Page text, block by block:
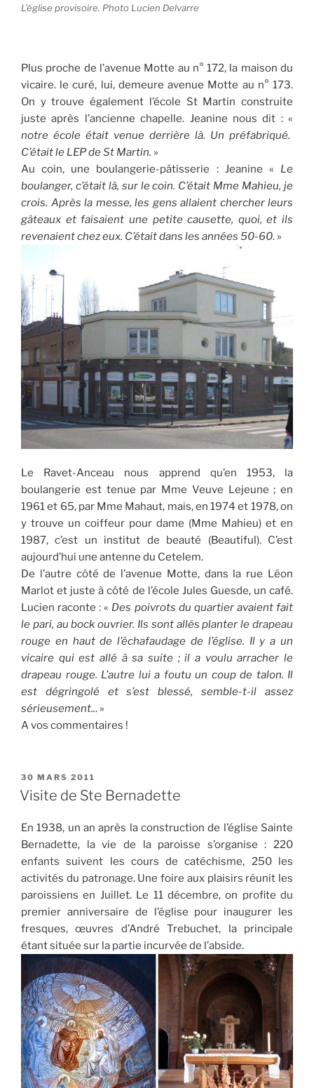
L’église provisoire. Photo Lucien Delvarre
Plus proche de l’avenue Motte au n° 172, la maison du
vicaire. le curé, lui, demeure avenue Motte au n° 173.
On y trouve également l’école St Martin construite
juste après l’ancienne chapelle. Jeanine nous dit : «
notre école était venue derrière là. Un préfabriqué.
C’était le LEP de St Martin. »
Au coin, une boulangerie-pâtisserie : Jeanine « Le
boulanger, c’était là, sur le coin. C’était Mme Mahieu, je
crois. Après la messe, les gens allaient chercher leurs
gâteaux et faisaient une petite causette, quoi, et ils
revenaient chez eux. C’était dans les années 50-60. »
Le Ravet-Anceau nous apprend qu’en 1953, la
boulangerie est tenue par Mme Veuve Lejeune ; en
1961 et 65, par Mme Mahaut, mais, en 1974 et 1978, on
y trouve un coiffeur pour dame (Mme Mahieu) et en
1987, c’est un institut de beauté (Beautiful). C’est
aujourd’hui une antenne du Cetelem.
De l’autre côté de l’avenue Motte, dans la rue Léon
Marlot et juste à côté de l’école Jules Guesde, un café.
Lucien raconte : « Des poivrots du quartier avaient fait
le pari, au bock ouvrier. Ils sont allés planter le drapeau
rouge en haut de l’échafaudage de l’église. Il y a un
vicaire qui est allé à sa suite ; il a voulu arracher le
drapeau rouge. L’autre lui a foutu un coup de talon. Il
est dégringolé et s’est blessé, semble-t-il assez
sérieusement... »
A vos commentaires !
PUBLIÉ
LE
30 MARS 2011
Visite de Ste Bernadette
En 1938, un an après la construction de l’église Sainte
Bernadette, la vie de la paroisse s’organise : 220
enfants suivent les cours de catéchisme, 250 les
activités du patronage. Une foire aux plaisirs réunit les
paroissiens en Juillet. Le 11 décembre, on profite du
premier anniversaire de l’église pour inaugurer les
fresques, œuvres d’André Trebuchet, la principale
étant située sur la partie incurvée de l’abside.